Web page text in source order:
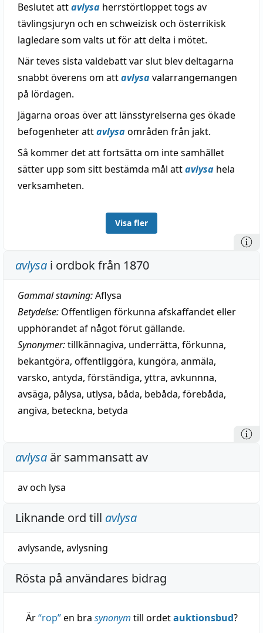
Beslutet attavlysa herrstörtloppet togs av
tävlingsjuryn och en schweizisk och österrikisk
lagledare som valts ut för att delta i mötet.
När teves sista valdebatt var slut blev deltagarna
snabbt överens om attavlysavalarrangemangen
på lördagen.
Jägarna oroas över att länsstyrelserna ges ökade
befogenheter attavlysaområden från jakt.
Så kommer det att fortsätta om inte samhället
sätter upp som sitt bestämda mål attavlysa hela
verksamheten.
Visa fler
avlysa i ordbok från 1870
Gammal stavning:Aflysa
Betydelse: Offentligen förkunna afskaffandet eller
upphörandet af något förut gällande.
Synonymer:tillkännagiva, underrätta, förkunna,
bekantgöra, offentliggöra, kungöra, anmäla,
varsko, antyda, förständiga, yttra, avkunnna,
avsäga, pålysa, utlysa, båda, bebåda, förebåda,
angiva, beteckna, betyda
avlysa är sammansatt av
avoch lysa
Liknande ord till avlysa
avlysande, avlysning
Rösta på användares bidrag
Är“rop”en bra synonym till ordetauktionsbud?